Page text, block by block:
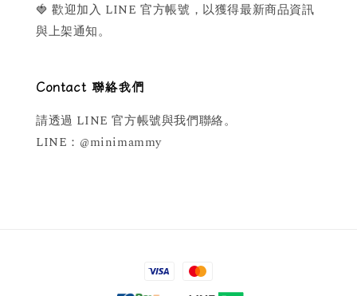
🍓 歡迎加入 LINE 官方帳號，以獲得最新商品資訊
與上架通知。
Contact 聯絡我們
請透過 LINE 官方帳號與我們聯絡。
LINE：@minimammy